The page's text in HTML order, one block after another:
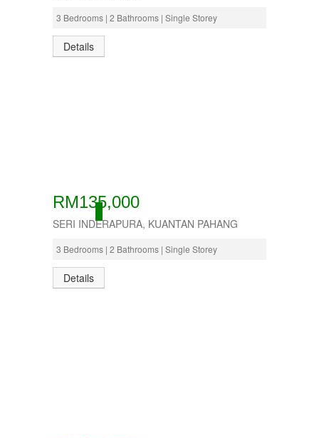
3 Bedrooms | 2 Bathrooms | Single Storey
Details
ACTIVE
RM135,000
SERI INDERAPURA, KUANTAN PAHANG
3 Bedrooms | 2 Bathrooms | Single Storey
Details